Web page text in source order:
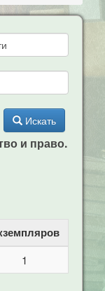
Искать
и право.
1